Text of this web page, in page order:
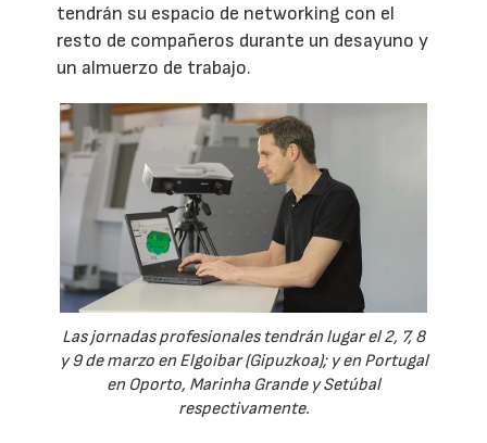
tendrán su espacio de networking con el
resto de compañeros durante un desayuno y
un almuerzo de trabajo.
Las jornadas profesionales tendrán lugar el 2, 7, 8
y 9 de marzo en Elgoibar (Gipuzkoa); y en Portugal
en Oporto, Marinha Grande y Setúbal
respectivamente.